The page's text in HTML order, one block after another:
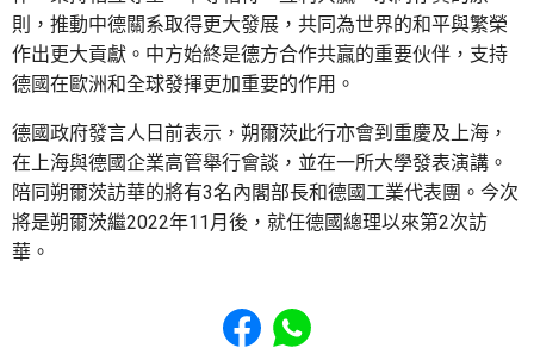
則，推動中德關系取得更大發展，共同為世界的和平與繁榮
作出更大貢獻。中方始終是德方合作共贏的重要伙伴，支持
德國在歐洲和全球發揮更加重要的作用。
德國政府發言人日前表示，朔爾茨此行亦會到重慶及上海，
在上海與德國企業高管舉行會談，並在一所大學發表演講。
陪同朔爾茨訪華的將有3名內閣部長和德國工業代表團。今次
將是朔爾茨繼2022年11月後，就任德國總理以來第2次訪
華。
Share to Facebook
Share to WhatsApp